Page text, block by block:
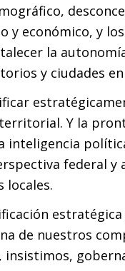
económico, y
la
y ciudades
Y la
inteligencia
federal
locales.
de nuestros
insistimos,